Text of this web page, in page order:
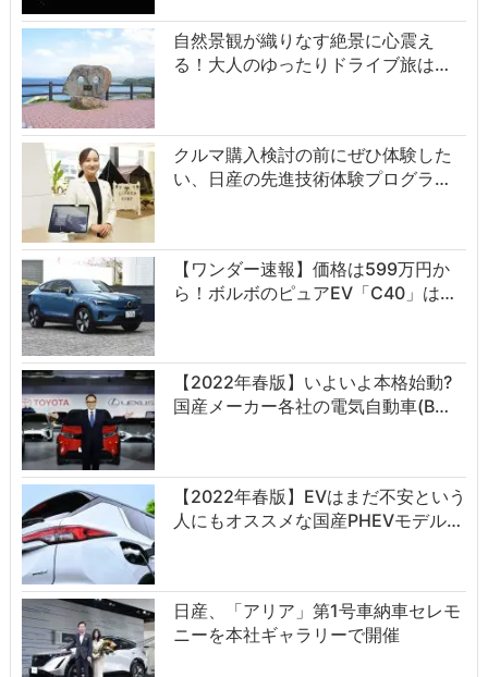
自然景観が織りなす絶景に心震え
る！大人のゆったりドライブ旅は…
クルマ購入検討の前にぜひ体験した
い、日産の先進技術体験プログラ…
【ワンダー速報】価格は599万円か
ら！ボルボのピュアEV「C40」は…
【2022年春版】いよいよ本格始動?
国産メーカー各社の電気自動車(B…
【2022年春版】EVはまだ不安という
人にもオススメな国産PHEVモデル…
日産、「アリア」第1号車納車セレモ
ニーを本社ギャラリーで開催